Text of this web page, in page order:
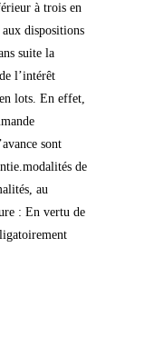
à trois en
dispositions
suite la
l’intérêt
lots. En effet,
sont
de
au
: En vertu de